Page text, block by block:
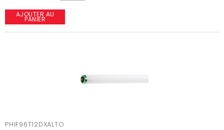
AJOUTER AU
PANIER
PHIF96T12DXALTO